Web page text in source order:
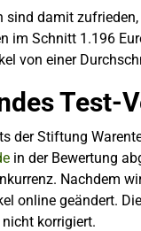
sind damit
im Schnitt 1.196
von einer
Test-
der Stiftung
in der Bewertung
Nachdem
online geändert.
korrigiert.